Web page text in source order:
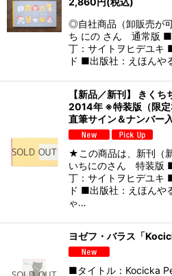
◎自社商品（卸販売が
ち にの さん 通常版
丁：サイトヲヒデユキ
ド ■出版社：えほんや
【新品／新刊】 きくち
2014年 ※特装版（限定
直筆サイン＆ナンバー
★この商品は、新刊（
いちにのさん 特装版
丁：サイトヲヒデユキ
ド ■出版社：えほんや
ゃ…
ヨゼフ・バラス「
■タイトル：Kocicka